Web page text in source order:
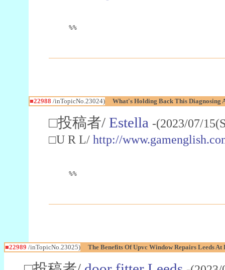
%%
■22988 /inTopicNo.23024) What's Holding Back This Diagnosing
□投稿者/ Estella -(2023/07/
□U R L/ http://
%%
■22989 /inTopicNo.23025) The Benefits Of Upvc Window Repairs Leeds